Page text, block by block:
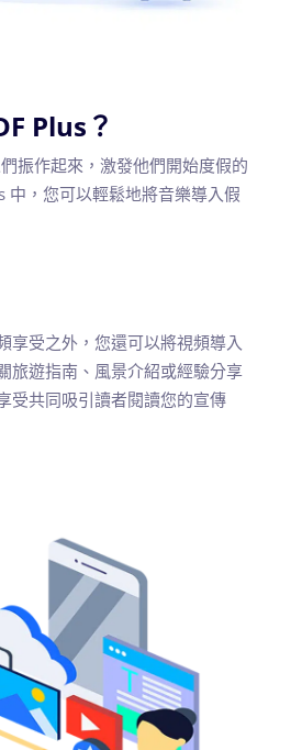
Plus？
振作起來，激發他們開始度假的
中，您可以輕鬆地將音樂導入假
享受之外，您還可以將視頻導入
旅遊指南、風景介紹或經驗分享
受共同吸引讀者閱讀您的宣傳